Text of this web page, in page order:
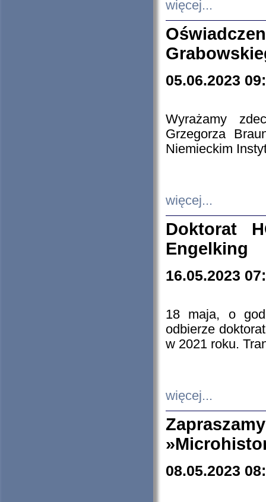
więcej...
05.06.2023
Wyrażamy
Grzegorza
Niemieckim
więcej...
Doktorat
Engelking
16.05.2023
18 maja, o
odbierze
w 2021 roku.
więcej...
08.05.2023